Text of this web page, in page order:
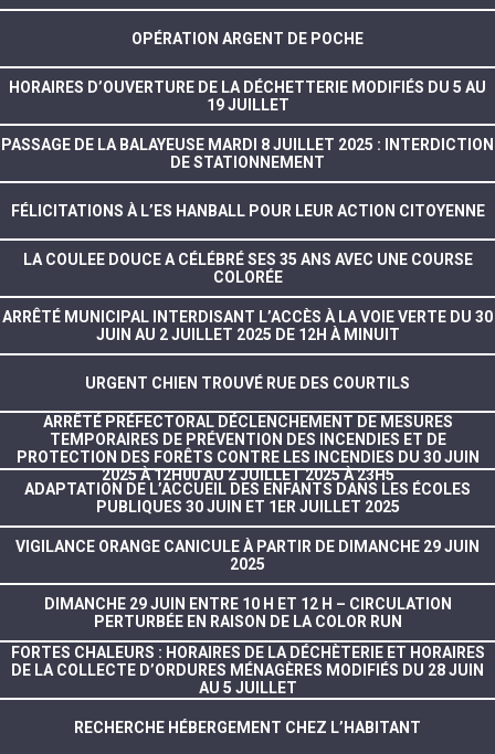
OPÉRATION ARGENT DE POCHE
HORAIRES D’OUVERTURE DE LA DÉCHETTERIE MODIFIÉS DU 5 AU
19 JUILLET
PASSAGE DE LA BALAYEUSE MARDI 8 JUILLET 2025 : INTERDICTION
DE STATIONNEMENT
FÉLICITATIONS À L’ES HANBALL POUR LEUR ACTION CITOYENNE
LA COULEE DOUCE A CÉLÉBRÉ SES 35 ANS AVEC UNE COURSE
COLORÉE
ARRÊTÉ MUNICIPAL INTERDISANT L’ACCÈS À LA VOIE VERTE DU 30
JUIN AU 2 JUILLET 2025 DE 12H À MINUIT
URGENT CHIEN TROUVÉ RUE DES COURTILS
ARRÊTÉ PRÉFECTORAL DÉCLENCHEMENT DE MESURES
TEMPORAIRES DE PRÉVENTION DES INCENDIES ET DE
PROTECTION DES FORÊTS CONTRE LES INCENDIES DU 30 JUIN
2025 À 12H00 AU 2 JUILLET 2025 À 23H5
ADAPTATION DE L’ACCUEIL DES ENFANTS DANS LES ÉCOLES
PUBLIQUES 30 JUIN ET 1ER JUILLET 2025
VIGILANCE ORANGE CANICULE À PARTIR DE DIMANCHE 29 JUIN
2025
DIMANCHE 29 JUIN ENTRE 10 H ET 12 H – CIRCULATION
PERTURBÉE EN RAISON DE LA COLOR RUN
FORTES CHALEURS : HORAIRES DE LA DÉCHÈTERIE ET HORAIRES
DE LA COLLECTE D’ORDURES MÉNAGÈRES MODIFIÉS DU 28 JUIN
AU 5 JUILLET
RECHERCHE HÉBERGEMENT CHEZ L’HABITANT